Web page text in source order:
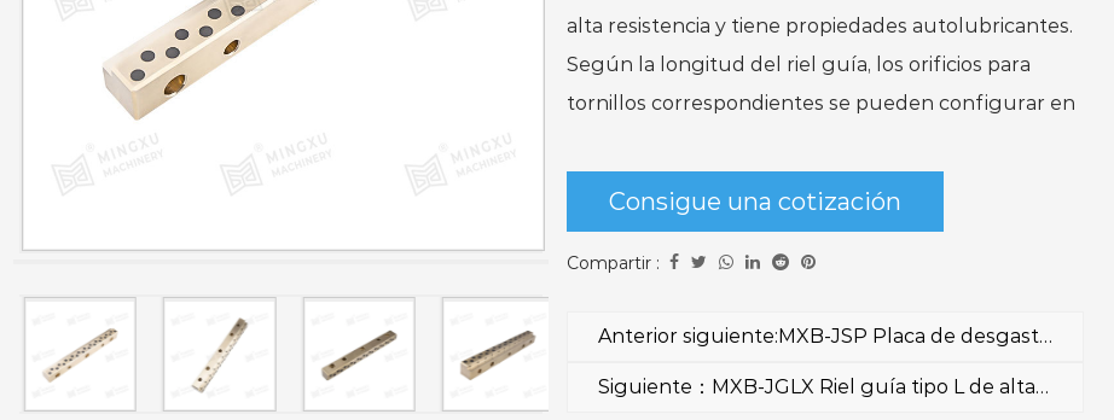
alta resistencia y tiene propiedades autolubricantes.
Según la longitud del riel guía, los orificios para
tornillos correspondientes se pueden configurar en
para obtener la información más reciente.
Consigue una cotización
Compartir :
Anterior siguiente:MXB-JSP Placa de desgaste Aleación de cobre 10 mm 2/3/4/5/6/8/10 Tipo de orificio para perno
Siguiente：MXB-JGLX Riel guía tipo L de alta resistencia a la corrosión